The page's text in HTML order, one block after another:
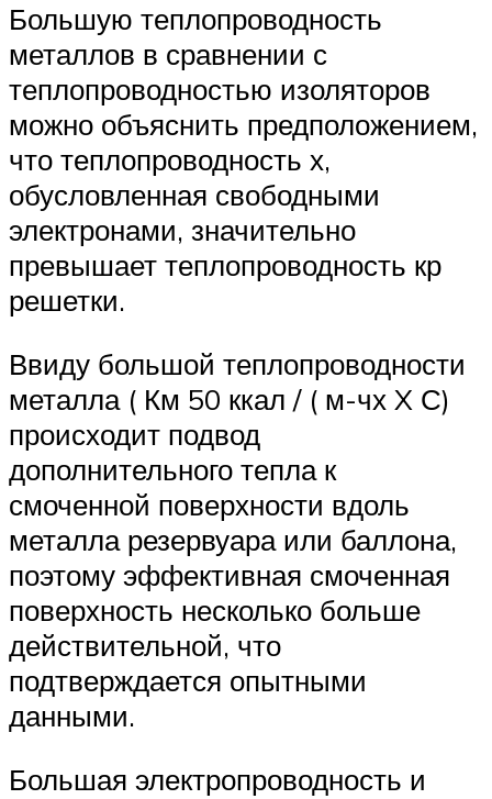
Большую теплопроводность
металлов в сравнении с
теплопроводностью изоляторов
можно объяснить предположением,
что теплопроводность х,
обусловленная свободными
электронами, значительно
превышает теплопроводность кр
решетки.
Ввиду большой теплопроводности
металла ( Км 50 ккал / ( м-чх X С)
происходит подвод
дополнительного тепла к
смоченной поверхности вдоль
металла резервуара или баллона,
поэтому эффективная смоченная
поверхность несколько больше
действительной, что
подтверждается опытными
данными.
Большая электропроводность и